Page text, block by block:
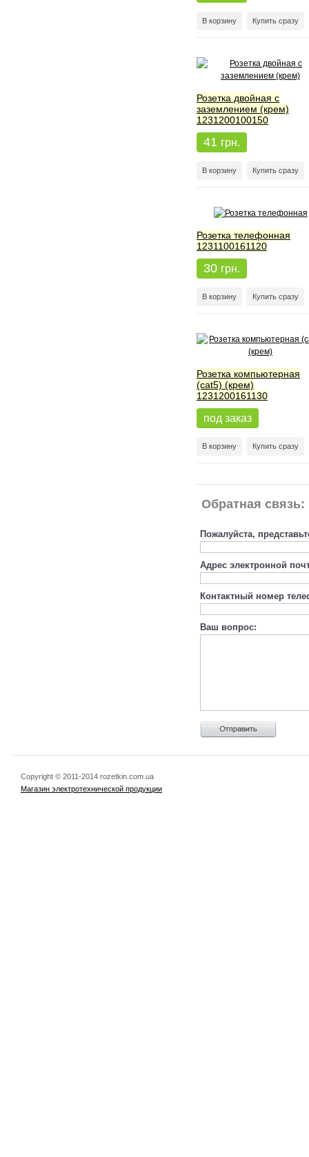
В корзину Купить сразу
Розетка двойная с
заземлением (крем)
1231200100150
41 грн.
В корзину Купить сразу
Розетка телефонная
1231100161120
30 грн.
В корзину Купить сразу
Розетка компьютерная
(cat5) (крем)
1231200161130
под заказ
В корзину Купить сразу
Обратная связь:
Пожалуйста,
Адрес электронной
Контактный номер
Ваш вопрос:
Copyright © 2011-2014 rozetkin.com.ua
Магазин электротехнической продукции